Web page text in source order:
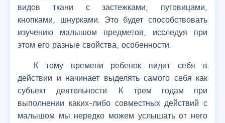
видов ткани с застежками, пуговицами,
кнопками, шнурками. Это будет способствовать
изучению малышом предметов, исследуя при
этом его разные свойства, особенности.
К тому времени ребенок видит себя в
действии и начинает выделять самого себя как
субъект деятельности. К трем годам при
выполнении каких-либо совместных действий с
малышом мы нередко можем услышать от него